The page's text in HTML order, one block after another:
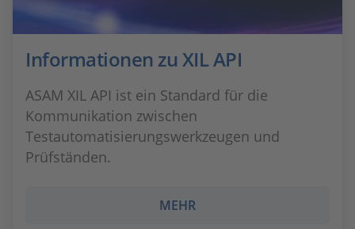
Informationen zu XIL API
ASAM XIL API ist ein Standard für die
Kommunikation zwischen
Testautomatisierungswerkzeugen und
Prüfständen.
MEHR